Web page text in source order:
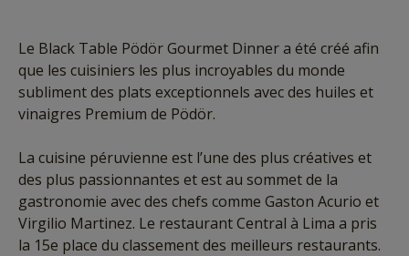
Le Black Table Pödör Gourmet Dinner a été créé afin
que les cuisiniers les plus incroyables du monde
subliment des plats exceptionnels avec des huiles et
vinaigres Premium de Pödör.
La cuisine péruvienne est l’une des plus créatives et
des plus passionnantes et est au sommet de la
gastronomie avec des chefs comme Gaston Acurio et
Virgilio Martinez. Le restaurant Central à Lima a pris
la 15e place du classement des meilleurs restaurants.